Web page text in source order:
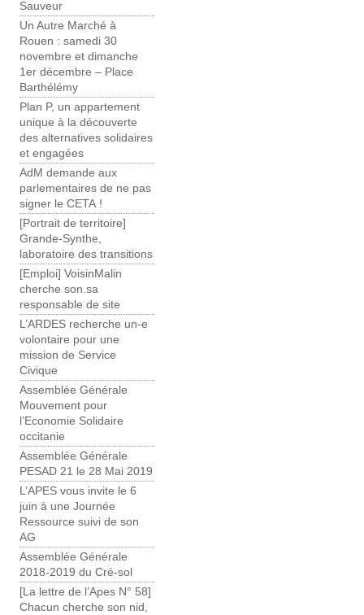
Sauveur
Un Autre Marché à
Rouen : samedi 30
novembre et dimanche
1er décembre – Place
Barthélémy
Plan P, un appartement
unique à la découverte
des alternatives solidaires
et engagées
AdM demande aux
parlementaires de ne pas
signer le CETA !
[Portrait de territoire]
Grande-Synthe,
laboratoire des transitions
[Emploi] VoisinMalin
cherche son.sa
responsable de site
L’ARDES recherche un-e
volontaire pour une
mission de Service
Civique
Assemblée Générale
Mouvement pour
l’Economie Solidaire
occitanie
Assemblée Générale
PESAD 21 le 28 Mai 2019
L’APES vous invite le 6
juin à une Journée
Ressource suivi de son
AG
Assemblée Générale
2018-2019 du Cré-sol
[La lettre de l’Apes N° 58]
Chacun cherche son nid,